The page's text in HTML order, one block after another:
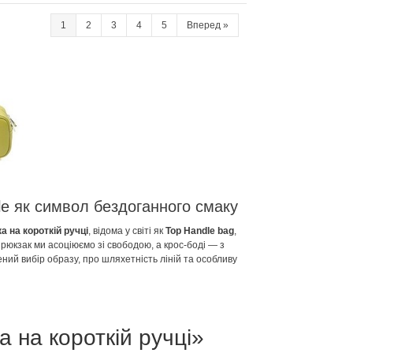
1 2 3 4 5 Вперед »
як символ бездоганного смаку
на короткій ручці, відома у світі як Top Handle bag,
ми асоціюємо зі свободою, а крос-боді — з
вибір образу, про шляхетність ліній та особливу
90-х до масивних ділових кейсів — короткі
на короткій ручці»